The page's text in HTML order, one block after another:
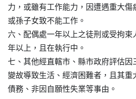
力，或雖有工作能力，因遭遇重大
或孫子女致不能工作。
六、配偶處一年以上之徒刑或受拘
年以上，且在執行中。
七、其他經直轄市、縣市政府評估因
變故導致生活、經濟困難者，且其重
債務、非因自願性失業等事由。